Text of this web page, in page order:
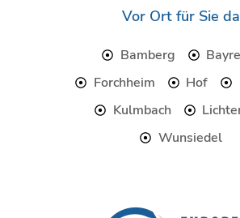
o
o
e
r
Vor Ort für Sie da
Bamberg
Forchheim
Hof
Kulmbach
Wunsiedel